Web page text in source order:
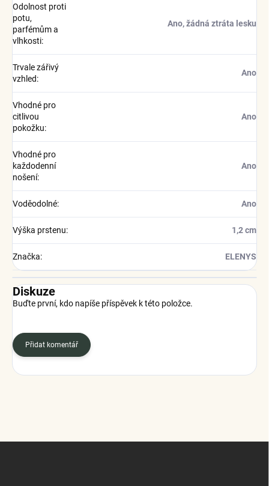
Odolnost proti
potu,
parfémům a
vlhkosti:
Ano, žádná ztráta lesku
Trvale zářivý
vzhled:
Ano
Vhodné pro
citlivou
pokožku:
Ano
Vhodné pro
každodenní
nošení:
Ano
Voděodolné: Ano
Výška prstenu: 1,2 cm
Značka: ELENYS
Diskuze
Buďte první, kdo napíše příspěvek k této položce.
Přidat komentář